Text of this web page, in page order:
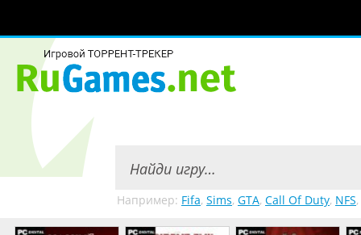
Например: Fifa, Sims, GTA, Call Of Duty, NFS,